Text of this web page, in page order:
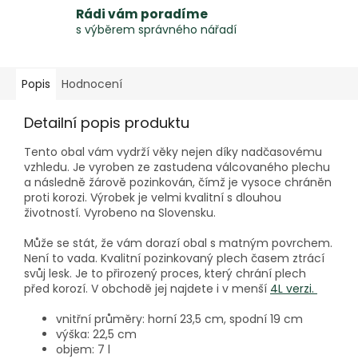
Rádi vám poradíme
s výběrem správného nářadí
Popis Hodnocení
Detailní popis produktu
Tento obal vám vydrží věky nejen díky nadčasovému
vzhledu. Je vyroben ze zastudena válcovaného plechu
a následně žárově pozinkován, čímž je vysoce chráněn
proti korozi. Výrobek je velmi kvalitní s dlouhou
životností. Vyrobeno na Slovensku.
Může se stát, že vám dorazí obal s matným povrchem.
Není to vada. Kvalitní pozinkovaný plech časem ztrácí
svůj lesk. Je to přirozený proces, který chrání plech
před korozí. V obchodě jej najdete i v menší 4L verzi.
vnitřní průměry: horní 23,5 cm, spodní 19 cm
výška: 22,5 cm
objem: 7 l